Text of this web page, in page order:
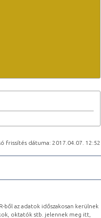
frissítés dátuma: 2017.04.07. 12:52
ből az adatok időszakosan kerülnek
oktatók stb. jelennek meg itt,